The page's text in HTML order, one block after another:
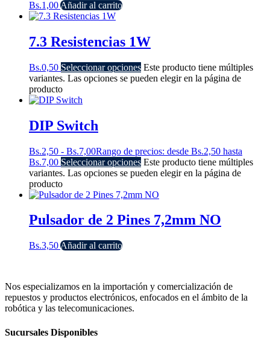
Bs.1,00Añadir al carrito
7.3 Resistencias 1W
Bs.0,50 Seleccionar opciones Este producto tiene múltiples
variantes. Las opciones se pueden elegir en la página de
producto
DIP Switch
Bs.2,50 - Bs.7,00Rango de precios: desde Bs.2,50 hasta
Bs.7,00 Seleccionar opciones Este producto tiene múltiples
variantes. Las opciones se pueden elegir en la página de
producto
Pulsador de 2 Pines 7,2mm NO
Bs.3,50Añadir al carrito
Nos especializamos en la importación y comercialización de
repuestos y productos electrónicos, enfocados en el ámbito de la
robótica y las telecomunicaciones.
Sucursales Disponibles